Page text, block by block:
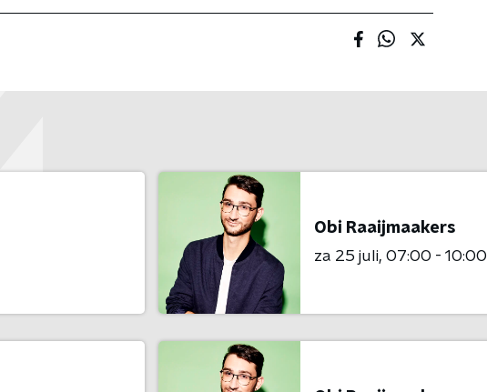
Obi Raaijmaakers
za 25 juli 07:00 - 10:00